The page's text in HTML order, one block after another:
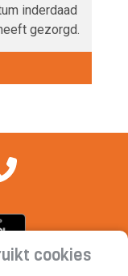
inderdaad
gezorgd.
cookies